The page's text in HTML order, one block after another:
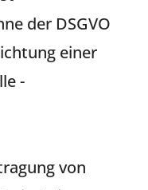
der DSGVO
einer
-
von